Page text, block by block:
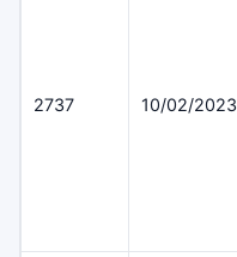
2737 10/02/2023